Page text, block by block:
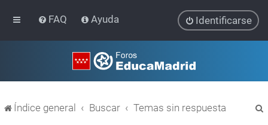
FAQ Ayuda Identificarse
Índice general Buscar Temas sin respuesta